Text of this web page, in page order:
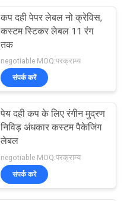
14
कप दही पेपर लेबल नो क्रेविस,
कस्टम स्टिकर लेबल 11 रंग
तक
negotiable MOQ:परक्राम्य
संपर्क करें
पेय दही कप के लिए रंगीन मुद्रण
निविड़ अंधकार कस्टम पैकेजिंग
लेबल
negotiable MOQ:परक्राम्य
संपर्क करें